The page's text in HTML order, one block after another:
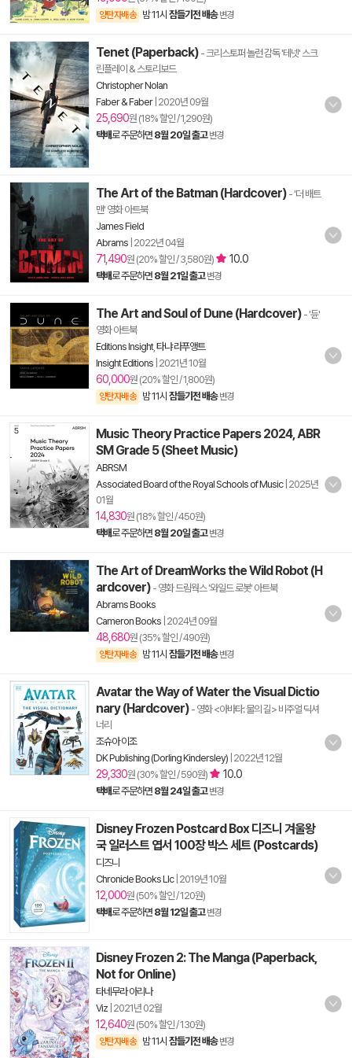
양탄자배송 밤 11시 잠들기전 배송 변경
Tenet (Paperback) - 크리스토퍼 놀런 감독 '테넷' 스크
린플레이 & 스토리보드
Christopher Nolan
Faber & Faber| 2020년 09월
25,690원 (18% 할인 / 1,290원)
택배로 주문하면 8월 20일 출고 변경
The Art of the Batman (Hardcover) - '더 배트
맨' 영화 아트북
James Field
Abrams 2022년 04월
71,490원 (20% 할인 / 3,580원) 10.0
택배로 주문하면 8월 21일 출고 변경
The Art and Soul of Dune (Hardcover) - '듄'
영화 아트북
Editions Insight, 타냐 라푸앵트
Insight Editions 2021년 10월
60,000원 (20% 할인 / 1,800원)
양탄자배송 밤 11시 잠들기전 배송 변경
Music Theory Practice Papers 2024, ABR
SM Grade 5 (Sheet Music)
ABRSM
Associated Board of the Royal Schools of Music| 2025년
01월
14,830원 (18% 할인 / 450원)
택배로 주문하면 8월 20일 출고 변경
The Art of DreamWorks the Wild Robot (H
ardcover) - 영화 드림웍스 '와일드 로봇' 아트북
Abrams Books
Cameron Books 2024년 09월
48,680원 (35% 할인 / 490원)
양탄자배송 밤 11시 잠들기전 배송 변경
Avatar the Way of Water the Visual Dictio
nary (Hardcover) - 영화 <아바타: 물의 길> 비주얼 딕셔
너리
조슈아 이조
DK Publishing (Dorling Kindersley) 2022년 12월
29,330원 (30% 할인 / 590원) 10.0
택배로 주문하면 8월 24일 출고 변경
Disney Frozen Postcard Box 디즈니 겨울왕
국 일러스트 엽서 100장 박스 세트 (Postcards)
디즈니
Chronicle Books Llc| 2019년 10월
12,000원 (50% 할인 / 120원)
택배로 주문하면 8월 12일 출고 변경
Disney Frozen 2: The Manga (Paperback,
Not for Online)
타네무라 아리나
Viz 2021년 02월
12,640원 (50% 할인 / 130원)
양탄자배송 밤 11시 잠들기전 배송 변경